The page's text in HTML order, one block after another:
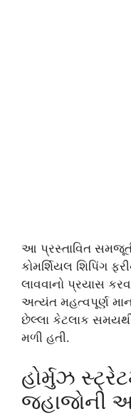
આ પ્રસ્તાવિત
કોમર્શિયલ શિપિંગ
લાવવાનો પ્રયાસ
અત્યંત મહત્વપૂર્ણ
છેલ્લા કેટલાક
મળી હતી.
હોર્મુઝ
જહાજોની